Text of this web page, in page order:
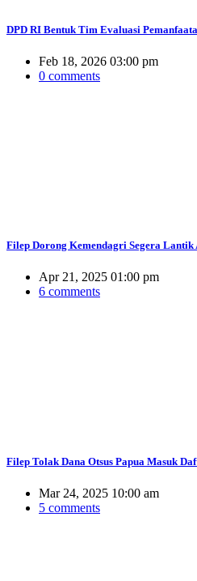
DPD RI Bentuk Tim Evaluasi
Feb 18, 2026 03:00 pm
0 comments
Filep Dorong Kemendagri Segera Lantik
Apr 21, 2025 01:00 pm
6 comments
Filep Tolak Dana Otsus Papua Masuk
Mar 24, 2025 10:00 am
5 comments